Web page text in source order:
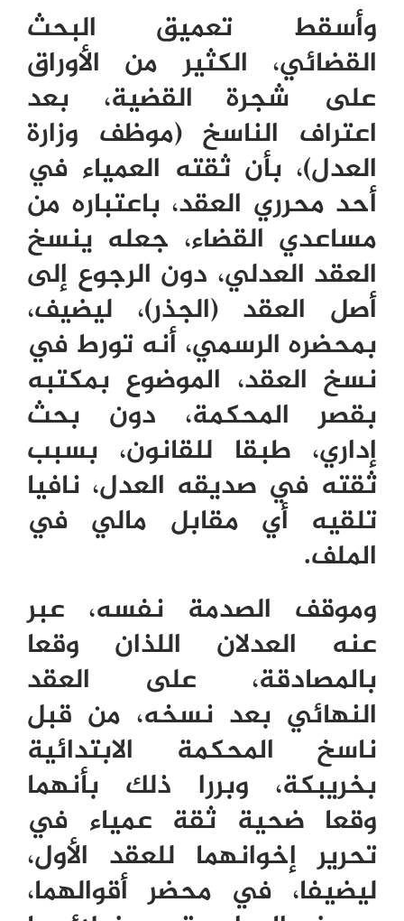
وأسقط تعميق البحث
القضائي، الكثير من الأوراق
على شجرة القضية، بعد
اعتراف الناسخ (موظف وزارة
العدل)، بأن ثقته العمياء في
أحد محرري العقد، باعتباره من
مساعدي القضاء، جعله ينسخ
العقد العدلي، دون الرجوع إلى
أصل العقد (الجذر)، ليضيف،
بمحضره الرسمي، أنه تورط في
نسخ العقد، الموضوع بمكتبه
بقصر المحكمة، دون بحث
إداري، طبقا للقانون، بسبب
ثقته في صديقه العدل، نافيا
تلقيه أي مقابل مالي في
الملف.
وموقف الصدمة نفسه، عبر
عنه العدلان اللذان وقعا
بالمصادقة، على العقد
النهائي بعد نسخه، من قبل
ناسخ المحكمة الابتدائية
بخريبكة، وبررا ذلك بأنهما
وقعا ضحية ثقة عمياء في
تحرير إخوانهما للعقد الأول،
ليضيفا، في محضر أقوالهما،